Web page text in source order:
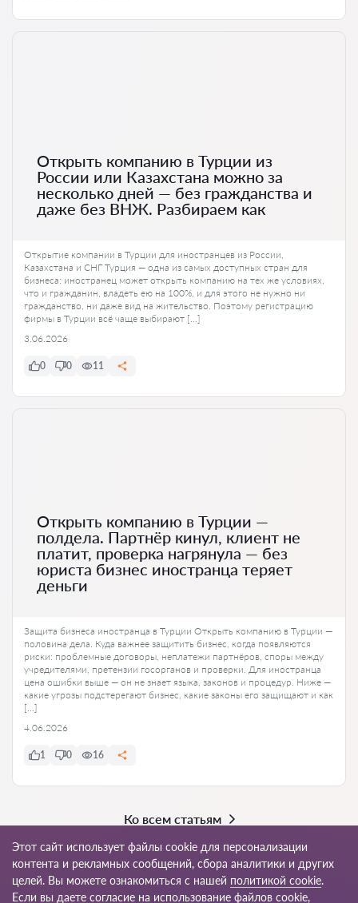
Открыть компанию в Турции из
России или Казахстана можно за
несколько дней — без гражданства и
даже без ВНЖ. Разбираем как
Открытие компании в Турции для иностранцев из России,
Казахстана и СНГ Турция — одна из самых доступных стран для
бизнеса: иностранец может открыть компанию на тех же условиях,
что и гражданин, владеть ею на 100%, и для этого не нужно ни
гражданство, ни даже вид на жительство. Поэтому регистрацию
фирмы в Турции всё чаще выбирают […]
3.06.2026
0 0 11
Открыть компанию в Турции —
полдела. Партнёр кинул, клиент не
платит, проверка нагрянула — без
юриста бизнес иностранца теряет
деньги
Защита бизнеса иностранца в Турции Открыть компанию в Турции —
половина дела. Куда важнее защитить бизнес, когда появляются
риски: проблемные договоры, неплатежи партнёров, споры между
учредителями, претензии госорганов и проверки. Для иностранца
цена ошибки выше — он не знает языка, законов и процедур. Ниже —
какие угрозы подстерегают бизнес, какие законы его защищают и как
[…]
4.06.2026
1 0 16
Ко всем статьям
© 2026 Avukat-tr.com
Этот сайт использует файлы cookie для персонализации
контента и рекламных сообщений, сбора аналитики и других
целей. Вы можете ознакомиться с нашей политикой cookie.
Если вы даете согласие на использование файлов cookie,